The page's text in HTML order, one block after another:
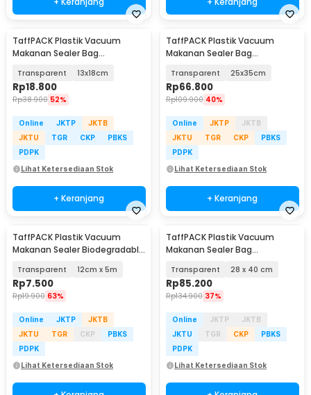
TaffPACK Plastik Vacuum
Makanan Sealer Bag
Transparent 13x18cm
Rp18.800
Rp38.900 52%
Online JKTP
JKTB
JKTU
TGR CKP
PBKS
PDPK
Lihat Ketersediaan Stok
+ Keranjang
TaffPACK Plastik Vacuum
Makanan Sealer Bag
Transparent 25x35cm
Rp66.800
Rp109.900 40%
Online JKTP
JKTB
JKTU
TGR CKP
PBKS
PDPK
Lihat Ketersediaan Stok
+ Keranjang
TaffPACK Plastik Vacuum
Makanan Sealer Biodegradable
Transparent 12cm x 5m
Rp7.500
Rp19.900 63%
Online JKTP
JKTB
JKTU
TGR CKP
PBKS
PDPK
Lihat Ketersediaan Stok
TaffPACK Plastik Vacuum
Makanan Sealer Bag
Transparent 28 x 40 cm
Rp85.200
Rp134.900 37%
Online JKTP
JKTB
JKTU
TGR CKP
PBKS
PDPK
Lihat Ketersediaan Stok